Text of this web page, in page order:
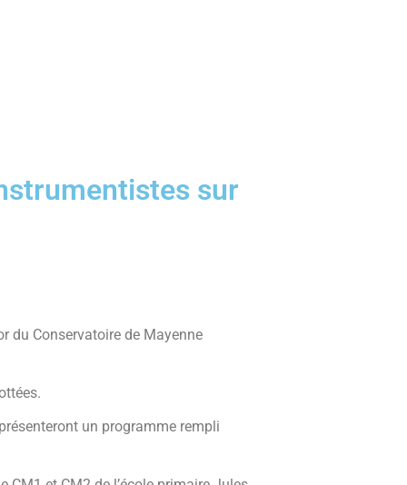
sur
du Conservatoire de Mayenne
un programme rempli